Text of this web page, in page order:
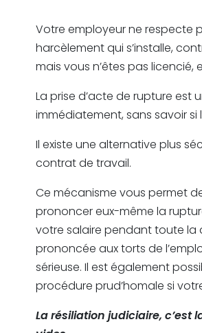
Votre employeur ne respecte
harcèlement qui s’installe,
mais vous n’êtes pas
La prise d’acte de rupture est
immédiatement, sans savoir
Il existe une alternative plus
contrat de travail.
Ce mécanisme vous permet
prononcer eux-même la
votre salaire pendant toute la
prononcée aux torts de
sérieuse. Il est également
procédure prud’homale si
La résiliation judiciaire,